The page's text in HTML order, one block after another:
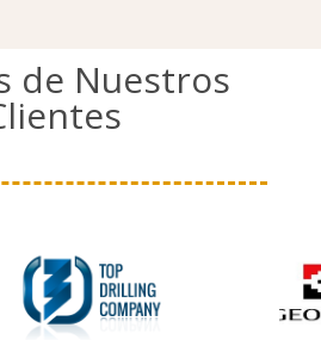
de Nuestros